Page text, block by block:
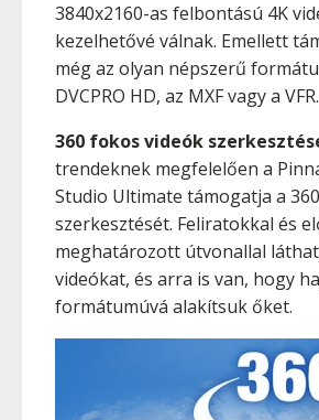
3840x2160-as felbontású 4K
kezelhetővé válnak. Emellett
még az olyan népszerű
DVCPRO HD, az MXF vagy a VFR.
360 fokos videók
trendeknek megfelelően a
Studio Ultimate támogatja a
szerkesztését. Feliratokkal és
meghatározott útvonallal
videókat, és arra is van, hogy
formátumúvá alakítsuk őket.